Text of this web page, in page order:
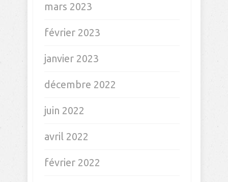
mars 2023
février 2023
janvier 2023
décembre 2022
juin 2022
avril 2022
février 2022